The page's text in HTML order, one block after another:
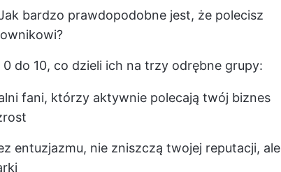
bardzo prawdopodobne jest, że polecisz
do 10, co dzieli ich na trzy odrębne grupy:
fani, którzy aktywnie polecają twój biznes
entuzjazmu, nie zniszczą twojej reputacji, ale